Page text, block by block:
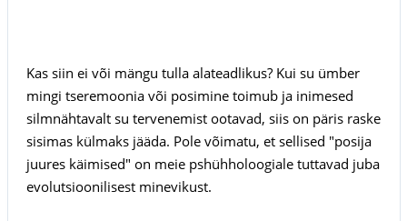
Kas siin ei või mängu tulla alateadlikus? Kui su ümber
mingi tseremoonia või posimine toimub ja inimesed
silmnähtavalt su tervenemist ootavad, siis on päris raske
sisimas külmaks jääda. Pole võimatu, et sellised "posija
juures käimised" on meie pshühholoogiale tuttavad juba
evolutsioonilisest minevikust.